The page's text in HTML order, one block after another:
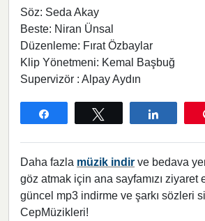
Söz: Seda Akay
Beste: Niran Ünsal
Düzenleme: Fırat Özbaylar
Klip Yönetmeni: Kemal Başbuğ
Supervizör : Alpay Aydın
Daha fazla müzik indir ve bedava
göz atmak için ana sayfamızı ziyaret
güncel mp3 indirme ve şarkı sözleri
CepMüzikleri!